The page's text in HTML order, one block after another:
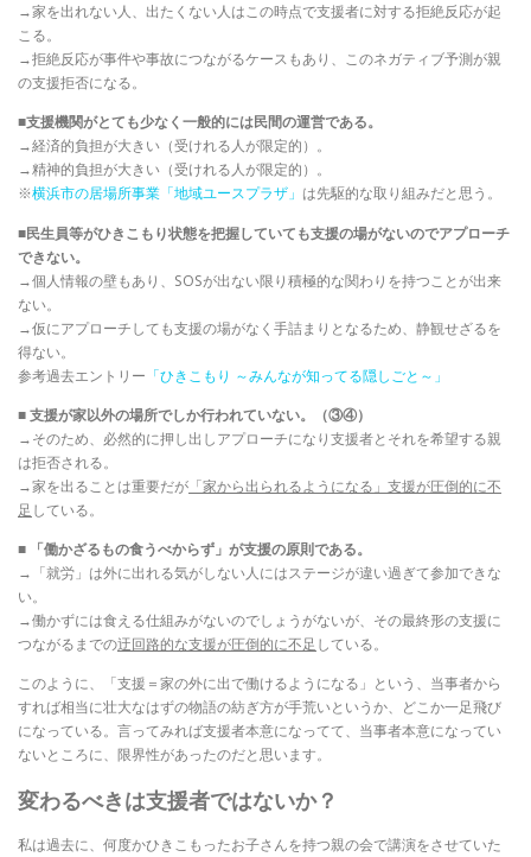
→家を出れない人、出たくない人はこの時点で支援者に対する拒絶反応が起
こる。
→拒絶反応が事件や事故につながるケースもあり、このネガティブ予測が親
の支援拒否になる。
■支援機関がとても少なく一般的には民間の運営である。
→経済的負担が大きい（受けれる人が限定的）。
→精神的負担が大きい（受けれる人が限定的）。
※横浜市の居場所事業「地域ユースプラザ」 は先駆的な取り組みだと思う。
■民生員等がひきこもり状態を把握していても支援の場がないのでアプローチ
できない。
→個人情報の壁もあり、SOSが出ない限り積極的な関わりを持つことが出来
ない。
→仮にアプローチしても支援の場がなく手詰まりとなるため、静観せざるを
得ない。
参考過去エントリー 「ひきこもり ～みんなが知ってる隠しごと～」
■ 支援が家以外の場所でしか行われていない。（③④）
→そのため、必然的に押し出しアプローチになり支援者とそれを希望する親
は拒否される。
→家を出ることは重要だが 「家から出られるようになる」支援が圧倒的に不
足 している。
■ 「働かざるもの食うべからず」が支援の原則である。
→「就労」は外に出れる気がしない人にはステージが違い過ぎて参加できな
い。
→働かずには食える仕組みがないのでしょうがないが、その最終形の支援に
つながるまでの迂回路的な支援が圧倒的に不足 している。
このように、「支援＝家の外に出で働けるようになる」という、当事者から
すれば相当に壮大なはずの物語の紡ぎ方が手荒いというか、どこか一足飛び
になっている。言ってみれば支援者本意になってて、当事者本意になってい
ないところに、限界性があったのだと思います。
変わるべきは支援者ではないか？
私は過去に、何度かひきこもったお子さんを持つ親の会で講演をさせていた